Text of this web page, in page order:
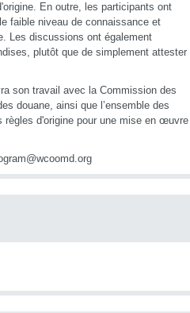
En outre, les participants ont
faible niveau de connaissance et
Les discussions ont également
plutôt que de simplement attester
son travail avec la Commission des
douane, ainsi que l’ensemble des
règles d'origine pour une mise en œuvre